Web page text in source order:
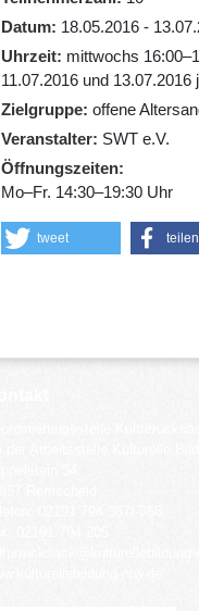
Datum
18.05.2016 -
Uhrzeit
mittwochs
11.07.2016 und
Zielgruppe offene
Veranstalter
SWT e.V.
Öffnungszeiten
Mo–Fr. 14:30–19:30 Uhr
tweet teilen